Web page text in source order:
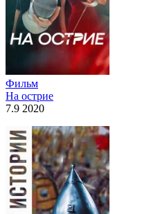
Фильм
На острие
7.9 2020